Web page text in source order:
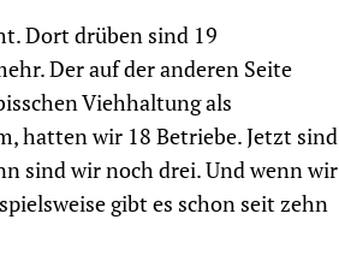
Dort drüben sind 19
Der auf der anderen Seite
Viehhaltung als
hatten wir 18 Betriebe. Jetzt sind
sind wir noch drei. Und wenn wir
gibt es schon seit zehn